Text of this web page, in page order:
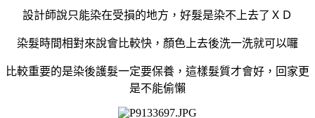
設計師說只能染在受損的地方，好髮是染不上去了ＸＤ
染髮時間相對來說會比較快，顏色上去後洗一洗就可以囉
比較重要的是染後護髮一定要保養，這樣髮質才會好，回家更
是不能偷懶